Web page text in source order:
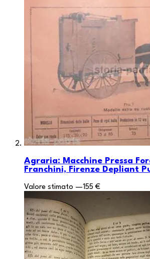
Agraria: Macchine Pressa
Franchini, Firenze Depliant
Valore stimato —155 €